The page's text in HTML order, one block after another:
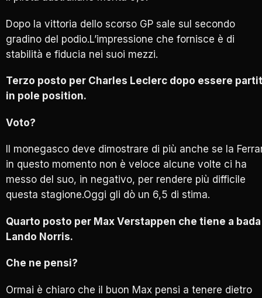
Dopo la vittoria dello scorso GP sale sul secondo
gradino del podio.L’impressione che fornisce è di
stabilità e fiducia nei suoi mezzi.
Terzo posto per Charles Leclerc dopo essere
in pole position.
Voto?
Il monegasco deve dimostrare di più anche se la
in questo momento non è veloce alcune volte ci ha
messo del suo, in negativo, per rendere più difficile
questa stagione.Oggi gli dò un 6,5 di stima.
Quarto posto per Max Verstappen che tiene a bada
Lando Norris.
Che ne pensi?
Ormai è chiaro che il buon Max pensi a tenere dietro